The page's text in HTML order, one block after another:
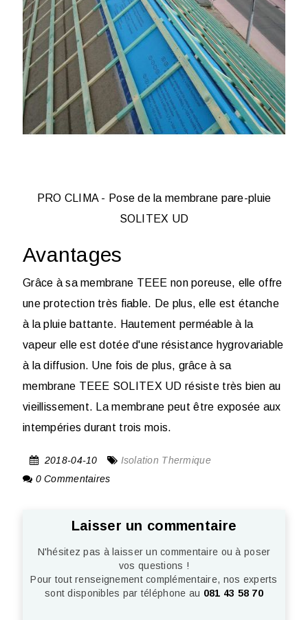
PRO CLIMA - Pose de la membrane pare-pluie
SOLITEX UD
Avantages
Grâce à sa membrane TEEE non poreuse, elle offre
une protection très fiable. De plus, elle est étanche
à la pluie battante. Hautement perméable à la
vapeur elle est dotée d'une résistance hygrovariable
à la diffusion. Une fois de plus, grâce à sa
membrane TEEE SOLITEX UD résiste très bien au
vieillissement. La membrane peut être exposée aux
intempéries durant trois mois.
2018-04-10
Isolation Thermique
0 Commentaires
Laisser un commentaire
N'hésitez pas à laisser un commentaire ou à poser
vos questions !
Pour tout renseignement complémentaire, nos experts
sont disponibles par téléphone au 081 43 58 70